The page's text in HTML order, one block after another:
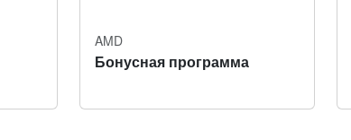
AMD
Бонусная программа